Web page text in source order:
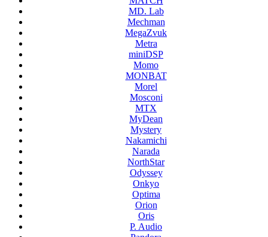
MD. Lab
Mechman
MegaZvuk
Metra
miniDSP
Momo
MONBAT
Morel
Mosconi
MTX
MyDean
Mystery
Nakamichi
Narada
NorthStar
Odyssey
Onkyo
Optima
Orion
Oris
P. Audio